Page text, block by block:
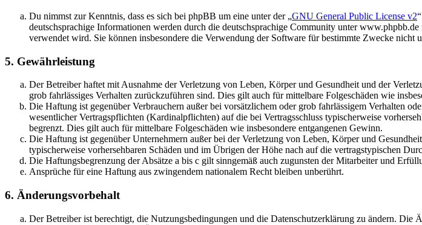
Du nimmst zur Kenntnis, dass es sich bei phpBB um eine unter der „GNU General Public License v2
deutschsprachige Informationen werden durch die deutschsprachige Community unter
verwendet wird. Sie können insbesondere die Verwendung der Software für bestimmte Zwecke nicht
5. Gewährleistung
Der Betreiber haftet mit Ausnahme der Verletzung von Leben, Körper und Gesundheit und der
grob fahrlässiges Verhalten zurückzuführen sind. Dies gilt auch für mittelbare Folgeschäden wie
Die Haftung ist gegenüber Verbrauchern außer bei vorsätzlichem oder grob fahrlässigem Verhalten
wesentlicher Vertragspflichten (Kardinalpflichten) auf die bei Vertragsschluss typischerweise
begrenzt. Dies gilt auch für mittelbare Folgeschäden wie insbesondere entgangenen Gewinn.
Die Haftung ist gegenüber Unternehmern außer bei der Verletzung von Leben, Körper und
typischerweise vorhersehbaren Schäden und im Übrigen der Höhe nach auf die vertragstypischen
Die Haftungsbegrenzung der Absätze a bis c gilt sinngemäß auch zugunsten der Mitarbeiter und
Ansprüche für eine Haftung aus zwingendem nationalem Recht bleiben unberührt.
6. Änderungsvorbehalt
Der Betreiber ist berechtigt, die Nutzungsbedingungen und die Datenschutzerklärung zu ändern.